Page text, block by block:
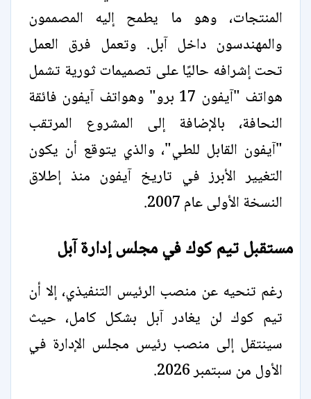
المنتجات، وهو ما يطمح إليه المصممون
والمهندسون داخل آبل. وتعمل فرق العمل
تحت إشرافه حاليًا على تصميمات ثورية تشمل
هواتف "آيفون 17 برو" وهواتف آيفون فائقة
النحافة، بالإضافة إلى المشروع المرتقب
"آيفون القابل للطي"، والذي يتوقع أن يكون
التغيير الأبرز في تاريخ آيفون منذ إطلاق
النسخة الأولى عام 2007.
مستقبل تيم كوك في مجلس إدارة آبل
رغم تنحيه عن منصب الرئيس التنفيذي، إلا أن
تيم كوك لن يغادر آبل بشكل كامل، حيث
سينتقل إلى منصب رئيس مجلس الإدارة في
الأول من سبتمبر 2026.